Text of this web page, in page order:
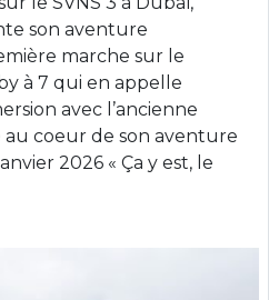
son aventure
marche sur le
à 7 qui en appelle
avec l’ancienne
coeur de son aventure
2026 « Ça y est, le